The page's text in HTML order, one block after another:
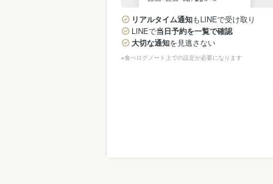
リアルタイム通知もLINEで受け取り
LINEで当日予約を一覧で確認
大切な通知を見逃さない
※食べログノート上での設定が必要になります